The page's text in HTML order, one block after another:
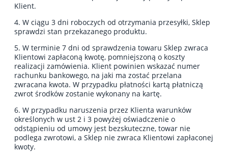
Klient.
4. W ciągu 3 dni roboczych od otrzymania przesyłki, Sklep
sprawdzi stan przekazanego produktu.
5. W terminie 7 dni od sprawdzenia towaru Sklep zwraca
Klientowi zapłaconą kwotę, pomniejszoną o koszty
realizacji zamówienia. Klient powinien wskazać numer
rachunku bankowego, na jaki ma zostać przelana
zwracana kwota. W przypadku płatności kartą płatniczą
zwrot środków zostanie wykonany na kartę.
6. W przypadku naruszenia przez Klienta warunków
określonych w ust 2 i 3 powyżej oświadczenie o
odstąpieniu od umowy jest bezskuteczne, towar nie
podlega zwrotowi, a Sklep nie zwraca Klientowi zapłaconej
kwoty.